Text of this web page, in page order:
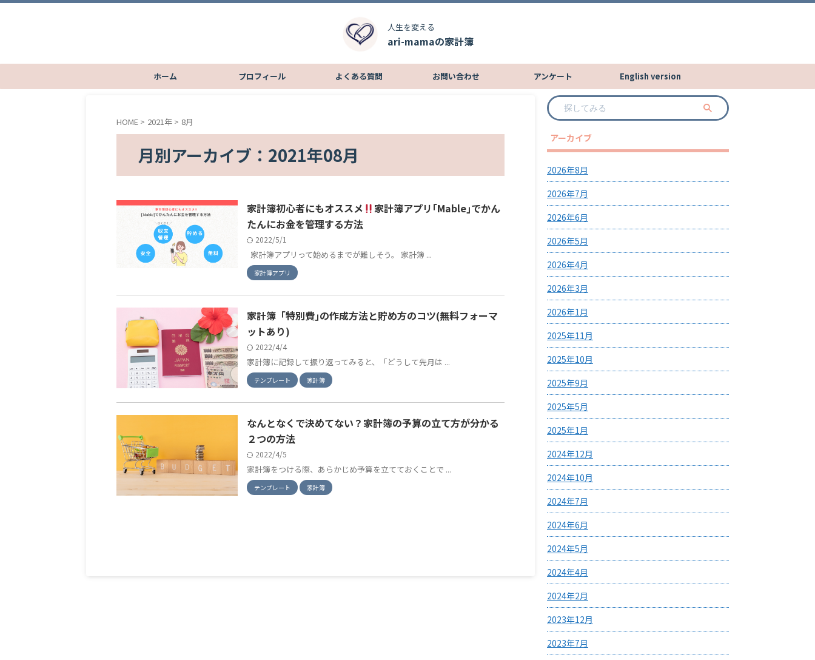
人生を変える
ari-mamaの家計簿
ホーム プロフィール よくある質問 お問い合わせ アンケート English version
HOME > 2021年 > 8月
月別アーカイブ：2021年08月
家計簿初心者にもオススメ
家計簿アプリ｢Mable｣でかん
たんにお金を管理する方法
2022/5/1
家計簿アプリって始めるまでが難しそう。 家計簿 ...
家計簿アプリ
家計簿「特別費｣の作成方法と貯め方のコツ(無料フォーマ
ットあり)
2022/4/4
家計簿に記録して振り返ってみると、「どうして先月は ...
テンプレート 家計簿
なんとなくで決めてない？家計簿の予算の立て方が分かる
２つの方法
2022/4/5
家計簿をつける際、あらかじめ予算を立てておくことで ...
テンプレート 家計簿
アーカイブ
2026年8月
2026年7月
2026年6月
2026年5月
2026年4月
2026年3月
2026年1月
2025年11月
2025年10月
2025年9月
2025年5月
2025年1月
2024年12月
2024年10月
2024年7月
2024年6月
2024年5月
2024年4月
2024年2月
2023年12月
2023年7月